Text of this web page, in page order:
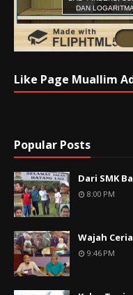
Like Page Muallim
Popular Posts
Dari SMK
8:00 PM
Wajah Ceria
9:46 PM